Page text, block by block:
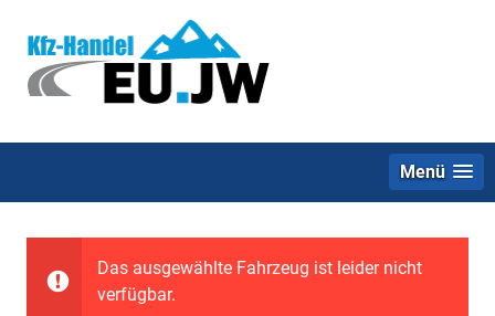
Menü
Das ausgewählte Fahrzeug ist leider nicht
verfügbar.